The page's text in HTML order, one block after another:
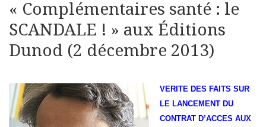
« Complémentaires santé : le
SCANDALE ! » aux Éditions
Dunod (2 décembre 2013)
VERITE DES FAITS SUR
LE LANCEMENT DU
CONTRAT D’ACCES AUX